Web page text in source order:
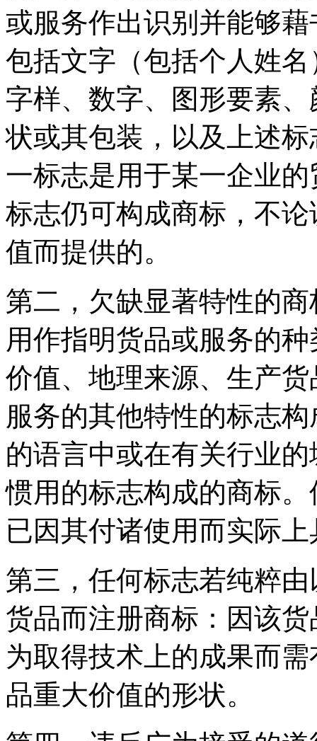
或服务作出识别并能够
包括文字（包括个人姓
字样、数字、图形要素
状或其包装，以及上述
一标志是用于某一企业
标志仍可构成商标，不
值而提供的。
第二，欠缺显著特性的
用作指明货品或服务的
价值、地理来源、生产
服务的其他特性的标志
的语言中或在有关行业
惯用的标志构成的商标
已因其付诸使用而实际
第三，任何标志若纯粹
货品而注册商标：因该
为取得技术上的成果而
品重大价值的形状。